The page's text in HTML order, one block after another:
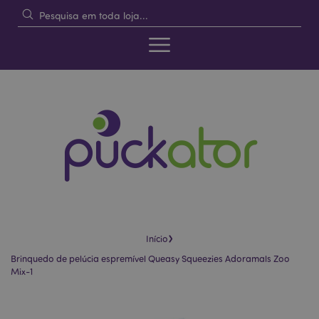
Início›
Brinquedo de pelúcia espremível Queasy Squeezies Adoramals Zoo
Mix-1